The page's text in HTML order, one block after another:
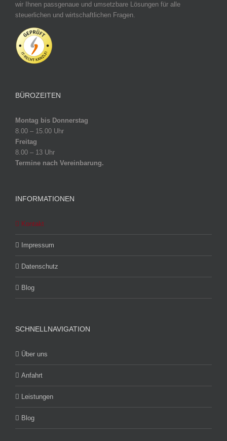
wir Ihnen passgenaue und umsetzbare Lösungen für alle
steuerlichen und wirtschaftlichen Fragen.
BÜROZEITEN
Montag bis Donnerstag
8.00 – 15.00 Uhr
Freitag
8.00 – 13 Uhr
Termine nach Vereinbarung.
INFORMATIONEN
Kontakt
Impressum
Datenschutz
Blog
SCHNELLNAVIGATION
Über uns
Anfahrt
Leistungen
Blog